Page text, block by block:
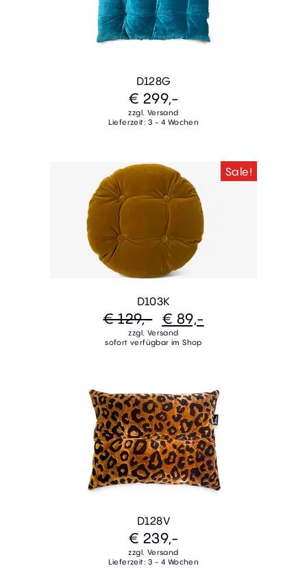
D128G
€ 299,-
zzgl. Versand
Lieferzeit: 3 - 4 Wochen
Sale!
D103K
€ 129,- € 89,-
zzgl. Versand
sofort verfügbar im Shop
D128V
€ 239,-
zzgl. Versand
Lieferzeit: 3 - 4 Wochen